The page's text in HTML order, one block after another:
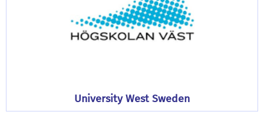
University West Sweden